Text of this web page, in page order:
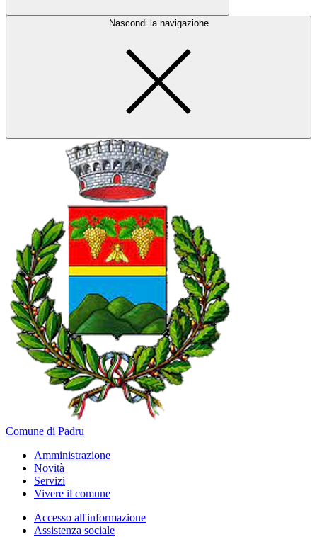
Nascondi la navigazione
Comune di Padru
Amministrazione
Novità
Servizi
Vivere il comune
Accesso all'informazione
Assistenza sociale